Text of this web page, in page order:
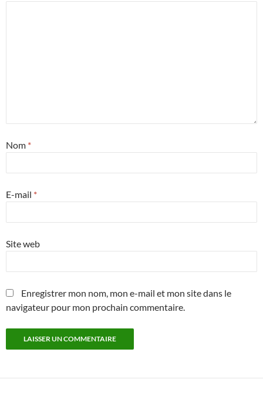
Nom *
E-mail *
Site web
Enregistrer mon nom, mon e-mail et mon site dans le
navigateur pour mon prochain commentaire.